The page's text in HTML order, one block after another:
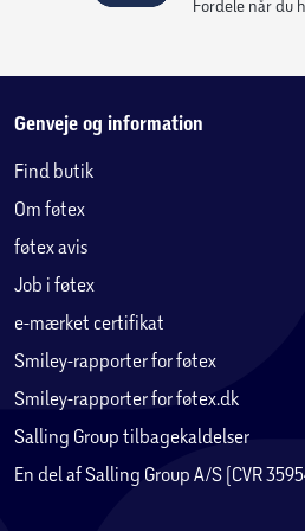
og uafhængigt testet, er vores
Innovative materialer - FlexShock™
modstandsdygtigt end noget
mobiltasker og absorberer stød,
Altid perfekt pasform - Tech21 er
af etuier, der arbejder direkte
producenter for at sikre, at alle
og ikke blokerer for nogen
EVO DUSK MAGSAFE
Modelspecifikke egenskaber:
Fordele når du
Genveje og information
Find butik
Om føtex
føtex avis
Job i føtex
e-mærket certifikat
Smiley-rapporter for føtex
Smiley-rapporter for føtex.dk
Salling Group tilbagekaldelser
En del af Salling Group A/S (CVR